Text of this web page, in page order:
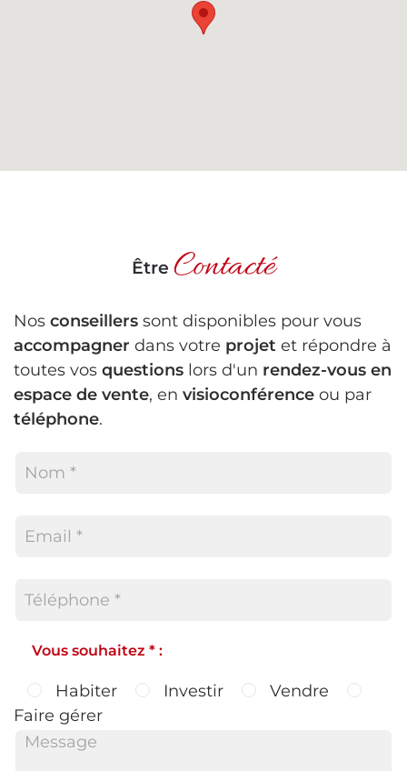
Être Contacté
Nos conseillers sont disponibles pour vous
accompagner dans votre projet et répondre à
toutes vos questions lors d'un rendez-vous en
espace de vente, en visioconférence ou par
téléphone.
Vous souhaitez * :
Habiter Investir
Vendre
Faire gérer